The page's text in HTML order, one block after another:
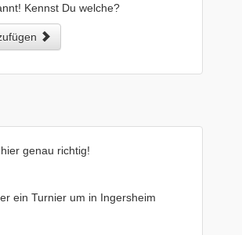
Kennst Du welche?
genau richtig!
ein Turnier um in Ingersheim